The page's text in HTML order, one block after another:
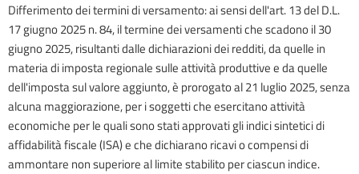
Differimento dei termini di versamento: ai sensi dell'art. 13 del D.L.
17 giugno 2025 n. 84, il termine dei versamenti che scadono il 30
giugno 2025, risultanti dalle dichiarazioni dei redditi, da quelle in
materia di imposta regionale sulle attività produttive e da quelle
dell'imposta sul valore aggiunto, è prorogato al 21 luglio 2025, senza
alcuna maggiorazione, per i soggetti che esercitano attività
economiche per le quali sono stati approvati gli indici sintetici di
affidabilità fiscale (ISA) e che dichiarano ricavi o compensi di
ammontare non superiore al limite stabilito per ciascun indice.